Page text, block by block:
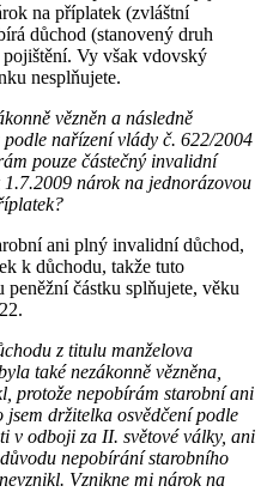
na příplatek (zvláštní
důchod (stanovený druh
Vy však vdovský
nesplňujete.
vězněn a následně
nařízení vlády č. 622/2004
pouze částečný invalidní
nárok na jednorázovou
ani plný invalidní důchod,
k důchodu, takže tuto
částku splňujete, věku
z titulu manželova
také nezákonně vězněna,
protože nepobírám starobní ani
držitelka osvědčení podle
v odboji za II. světové války, ani
nepobírání starobního
Vznikne mi nárok na